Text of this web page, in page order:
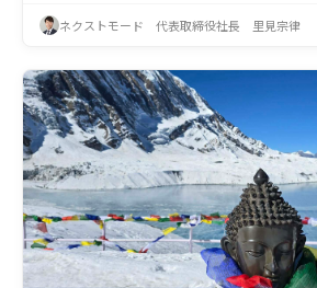
ネクストモード 代表取締役社長 里見宗律